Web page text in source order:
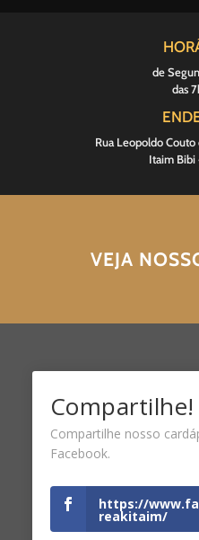
de
das
Rua Leopoldo Couto
Itaim Bibi
VEJA
Compartilhe!
Compartilhe nosso
Facebook.
https://
reakitaim/